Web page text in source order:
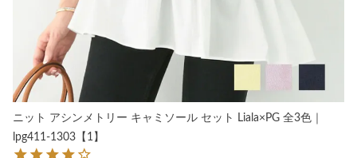
ニット アシンメトリー キャミソール セット Liala×PG 全3色｜
lpg411-1303【1】